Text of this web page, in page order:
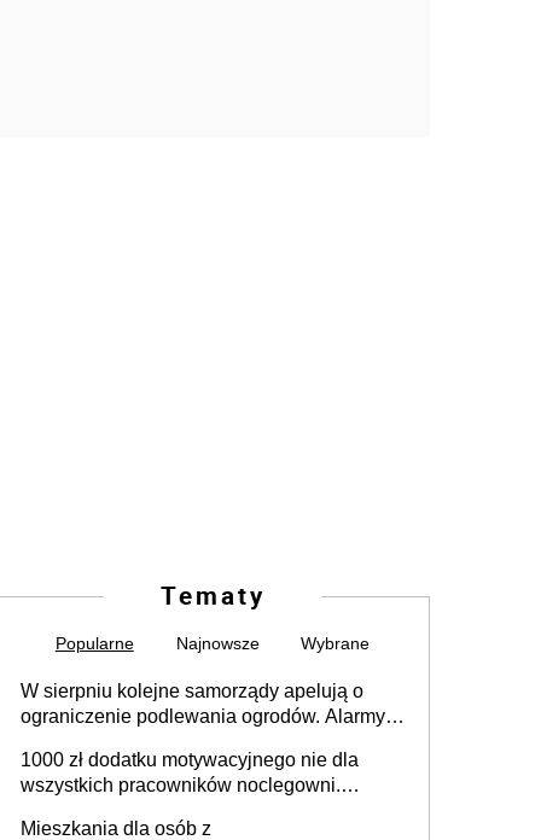
Tematy
Popularne Najnowsze Wybrane
W sierpniu kolejne samorządy apelują o
ograniczenie podlewania ogrodów. Alarmy w
może objąć cały kraj
1000 zł dodatku motywacyjnego nie dla
wszystkich pracowników noclegowni.
Mieszkania dla osób z